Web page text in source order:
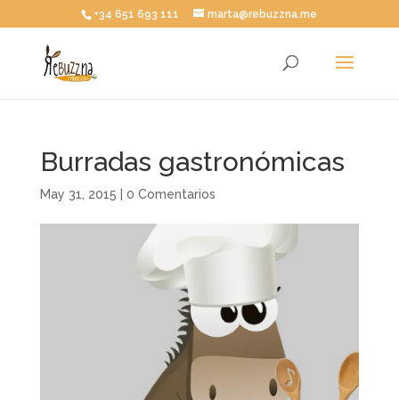
+34 651 693 111 marta@rebuzzna.me
Burradas gastronómicas
May 31, 2015 0 Comentarios